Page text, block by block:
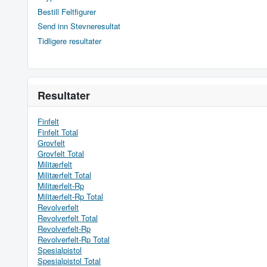
Bestill Feltfigurer
Send inn Stevneresultat
Tidligere resultater
Resultater
Finfelt
Finfelt Total
Grovfelt
Grovfelt Total
Militærfelt
Militærfelt Total
Militærfelt-Rp
Militærfelt-Rp Total
Revolverfelt
Revolverfelt Total
Revolverfelt-Rp
Revolverfelt-Rp Total
Spesialpistol
Spesialpistol Total